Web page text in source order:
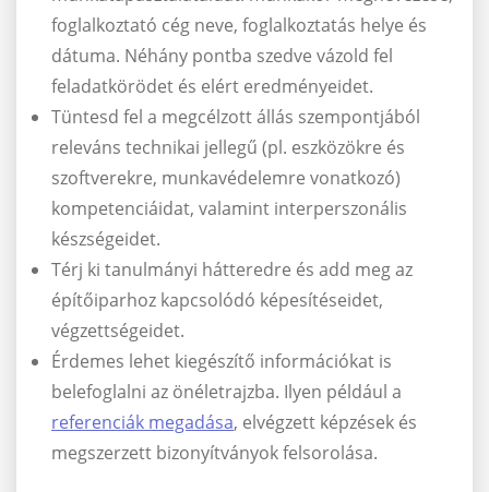
foglalkoztató cég neve, foglalkoztatás helye és
dátuma. Néhány pontba szedve vázold fel
feladatkörödet és elért eredményeidet.
Tüntesd fel a megcélzott állás szempontjából
releváns technikai jellegű (pl. eszközökre és
szoftverekre, munkavédelemre vonatkozó)
kompetenciáidat, valamint interperszonális
készségeidet.
Térj ki tanulmányi hátteredre és add meg az
építőiparhoz kapcsolódó képesítéseidet,
végzettségeidet.
Érdemes lehet kiegészítő információkat is
belefoglalni az önéletrajzba. Ilyen például a
referenciák megadása, elvégzett képzések és
megszerzett bizonyítványok felsorolása.